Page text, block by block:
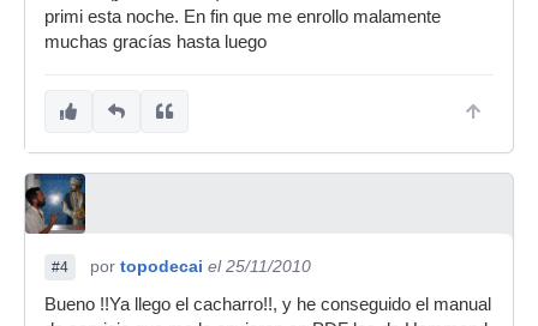
primi esta noche. En fin que me enrollo malamente
muchas gracías hasta luego
#4 por topodecai el 25/11/2010
Bueno !!Ya llego el cacharro!!, y he conseguido el manual